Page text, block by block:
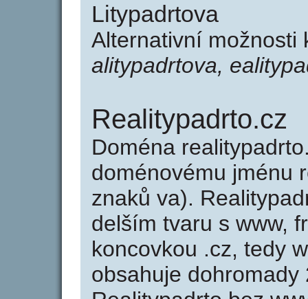
Litypadrtova
Alternativní možnosti
alitypadrtova,
Realitypadrto.cz
Doména
doménovému jménu
znaků va).
delším tvaru s www,
koncovkou .cz, tedy
obsahuje